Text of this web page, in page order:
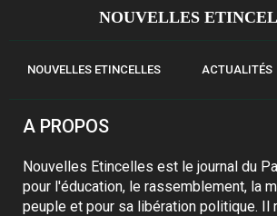
NOUVELLES
NOUVELLES ETINCELLES ACTUALITÉS
A PROPOS
Nouvelles Etincelles est le journal du
pour l'éducation, le rassemblement, la
peuple et pour sa libération politique. Il